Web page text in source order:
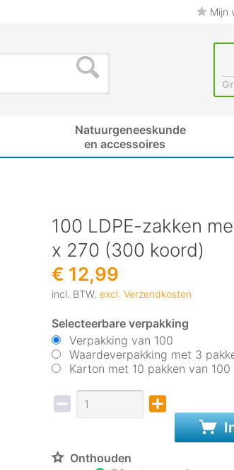
Mijn
Natuurgeneeskunde
en accessoires
100 LDPE-zakken
x 270 (300 koord)
€ 12,99
incl. BTW. excl. Verzendkosten
Selecteerbare verpakking
Verpakking van 100
Waardeverpakking met 3
Karton met 10 pakken van 100
Onthouden